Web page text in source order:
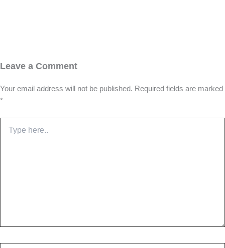
Leave a Comment
Your email address will not be published. Required fields are marked
*
here..